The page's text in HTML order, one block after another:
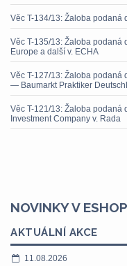
Věc T-134/13: Žaloba
Věc T-135/13: Žaloba
Europe a další v. ECHA
Věc T-127/13: Žaloba podaná
— Baumarkt Praktiker
Věc T-121/13: Žaloba
Investment Company v. Rada
NOVINKY V
AKTUÁLNÍ AKCE
11.08.2026